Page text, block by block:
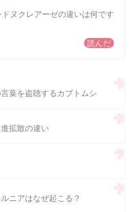
ヌクレアーゼの違いは何です
読んだ
葉を盗聴するカブトムシ
拡散の違い
ニアはなぜ起こる？